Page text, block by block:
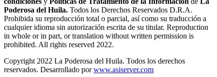
Poderosa del Huila. Todos los Derechos Reservados D.R.A.
Prohibida su reproducción total o parcial, así como su traducción a
cualquier idioma sin autorización escrita de su titular. Reproduction
in whole or in part, or translation without written permission is
prohibited. All rights reserved 2022.
Copyright 2022 La Poderosa del Huila. Todos los derechos
reservados. Desarrollado porwww.asiserver.com